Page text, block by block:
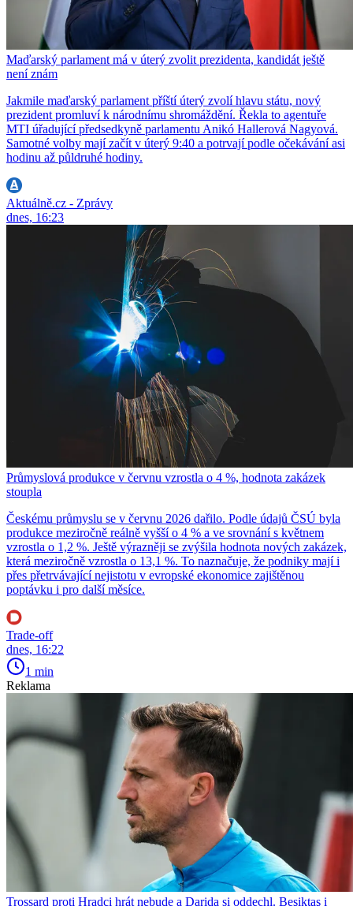
Maďarský parlament má v úterý zvolit prezidenta, kandidát ještě
není znám
Jakmile maďarský parlament příští úterý zvolí hlavu státu, nový
prezident promluví k národnímu shromáždění. Řekla to agentuře
MTI úřadující předsedkyně parlamentu Anikó Hallerová Nagyová.
Samotné volby mají začít v úterý 9:40 a potrvají podle očekávání asi
hodinu až půldruhé hodiny.
Aktuálně.cz - Zprávy
dnes, 16:23
Průmyslová produkce v červnu vzrostla o 4 %, hodnota zakázek
stoupla
Českému průmyslu se v červnu 2026 dařilo. Podle údajů ČSÚ byla
produkce meziročně reálně vyšší o 4 % a ve srovnání s květnem
vzrostla o 1,2 %. Ještě výrazněji se zvýšila hodnota nových zakázek,
která meziročně vzrostla o 13,1 %. To naznačuje, že podniky mají i
přes přetrvávající nejistotu v evropské ekonomice zajištěnou
poptávku i pro další měsíce.
Trade-off
dnes, 16:22
1 min
Reklama
Trossard proti Hradci hrát nebude a Darida si oddechl. Beşiktaş i